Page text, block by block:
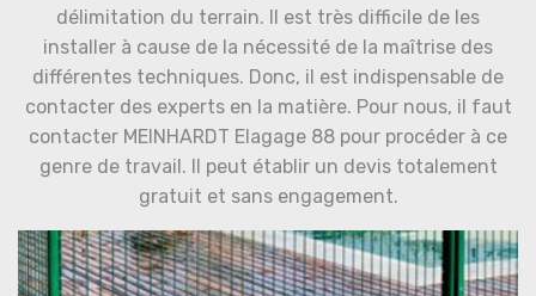
délimitation du terrain. Il est très difficile de les
installer à cause de la nécessité de la maîtrise des
différentes techniques. Donc, il est indispensable de
contacter des experts en la matière. Pour nous, il faut
contacter MEINHARDT Elagage 88 pour procéder à ce
genre de travail. Il peut établir un devis totalement
gratuit et sans engagement.